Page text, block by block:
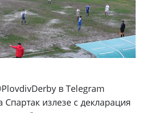
в Telegram
Спартак излезе с декларация